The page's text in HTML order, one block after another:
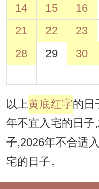
14
15 16
21
22 23
28
29 30
以上黄底红字的日
年不宜入宅的日子
子,2026年不合适
宅的日子。